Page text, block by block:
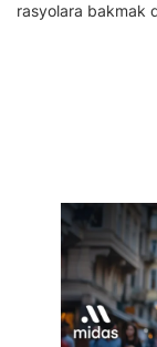
rasyolara bakmak